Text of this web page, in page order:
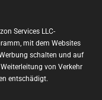
Services LLC-
mit dem Websites
schalten und auf
von Verkehr
entschädigt.